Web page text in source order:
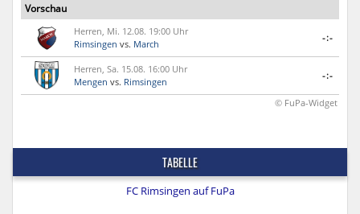
Vorschau
Herren, Mi. 12.08. 19:00 Uhr
Rimsingen vs. March
-:-
Herren, Sa. 15.08. 16:00 Uhr
Mengen vs. Rimsingen
-:-
© FuPa-Widget
TABELLE
FC Rimsingen auf FuPa